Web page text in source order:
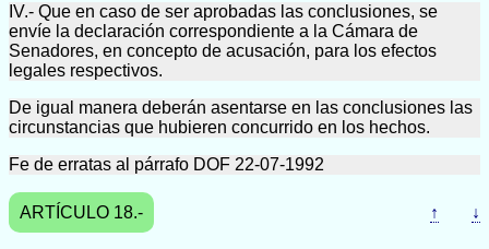
IV.- Que en caso de ser aprobadas las conclusiones, se
envíe la declaración correspondiente a la Cámara de
Senadores, en concepto de acusación, para los efectos
legales respectivos.
De igual manera deberán asentarse en las conclusiones las
circunstancias que hubieren concurrido en los hechos.
Fe de erratas al párrafo DOF 22-07-1992
ARTÍCULO 18.- ↑ ↓